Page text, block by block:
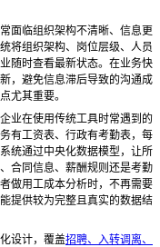
临组织架构不清晰、信息更
将组织架构、岗位层级、人员
随时查看最新状态。在业务快
，避免信息滞后导致的沟通成
尤其重要。
在使用传统工具时常遇到的
有工资表、行政有考勤表，每
统通过中央化数据模型，让所
合同信息、薪酬规则还是考勤
做用工成本分析时，不再需要
提供较为完整且真实的数据结
设计，覆盖招聘、入转调离、